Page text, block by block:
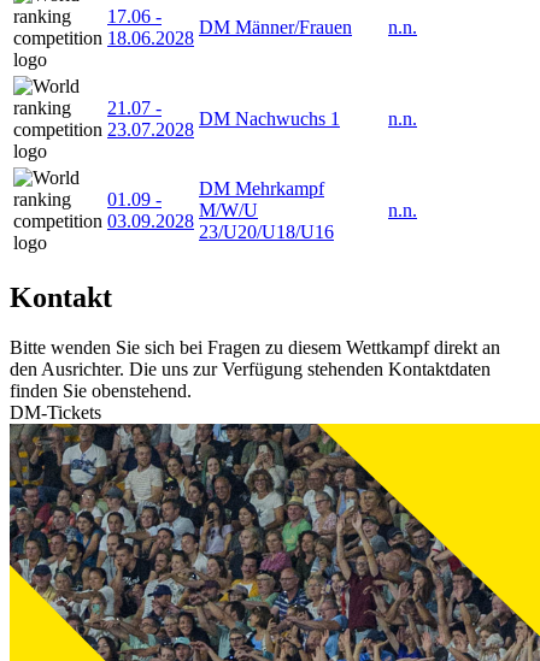
17.06 -
18.06.2028
DM Männer/Frauen n.n.
21.07 -
23.07.2028
DM Nachwuchs 1 n.n.
01.09 -
03.09.2028
DM Mehrkampf
M/W/U
23/U20/U18/U16
n.n.
Kontakt
Bitte wenden Sie sich bei Fragen zu diesem Wettkampf direkt an
den Ausrichter. Die uns zur Verfügung stehenden Kontaktdaten
finden Sie obenstehend.
DM-Tickets